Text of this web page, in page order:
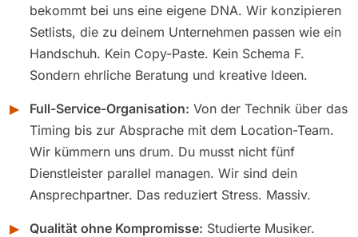
bekommt bei uns eine eigene DNA. Wir konzipieren
Setlists, die zu deinem Unternehmen passen wie ein
Handschuh. Kein Copy-Paste. Kein Schema F.
Sondern ehrliche Beratung und kreative Ideen.
▶ Full-Service-Organisation: Von der Technik über das
Timing bis zur Absprache mit dem Location-Team.
Wir kümmern uns drum. Du musst nicht fünf
Dienstleister parallel managen. Wir sind dein
Ansprechpartner. Das reduziert Stress. Massiv.
▶ Qualität ohne Kompromisse: Studierte Musiker.